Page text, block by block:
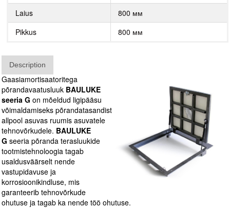
Laius
800 мм
Pikkus
800 мм
Description
Gaasiamortisaatoritega
põrandavaatusluuk BAULUKE
seeria G on mõeldud ligipääsu
võimaldamiseks põrandatasandist
allpool asuvas ruumis asuvatele
tehnovõrkudele. BAULUKE
G seeria põranda terasluukide
tootmistehnoloogia tagab
usaldusväärselt nende
vastupidavuse ja
korrosioonikindluse, mis
garanteerib tehnovõrkude
ohutuse ja tagab ka nende töö ohutuse.